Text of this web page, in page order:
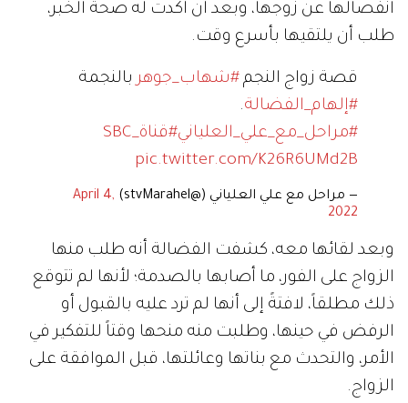
انفصالها عن زوجها، وبعد أن أكدت له صحة الخبر،
طلب أن يلتقيها بأسرع وقت.
قصة زواج النجم #شهاب_جوهربالنجمة
#إلهام_الفضالة.
#مراحل_مع_علي_العلياني#قناة_SBC
pic.twitter.com/K26R6UMd2B
— مراحل مع علي العلياني (@stvMarahel)
April 4,
2022
وبعد لقائها معه، كشفت الفضالة أنه طلب منها
الزواج على الفور، ما أصابها بالصدمة؛ لأنها لم تتوقع
ذلك مطلقاً، لافتةً إلى أنها لم ترد عليه بالقبول أو
الرفض في حينها، وطلبت منه منحها وقتاً للتفكير في
الأمر، والتحدث مع بناتها وعائلتها، قبل الموافقة على
الزواج.